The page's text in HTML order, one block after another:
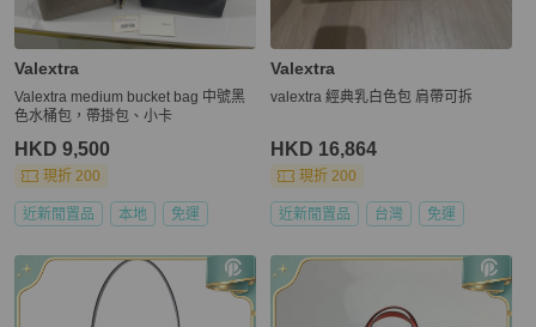
Valextra
Valextra medium bucket bag 中號黑
色水桶包，帶掛包、小卡
HKD 9,500
現折 200
近新閒置品 本地 免運
Valextra
valextra 經典乳白色包 肩帶可拆
HKD 16,864
現折 200
近新閒置品 台灣 免運